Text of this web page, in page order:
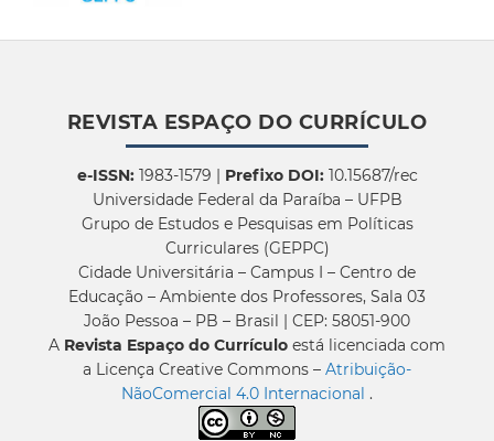
REVISTA ESPAÇO DO CURRÍCULO
e-ISSN:1983-1579 | Prefixo DOI:10.15687/rec
Universidade Federal da Paraíba – UFPB
Grupo de Estudos e Pesquisas em Políticas
Curriculares (GEPPC)
Cidade Universitária – Campus I – Centro de
Educação – Ambiente dos Professores, Sala 03
João Pessoa – PB – Brasil | CEP: 58051-900
A Revista Espaço do Currículo está licenciada com
a Licença Creative Commons – Atribuição-
NãoComercial 4.0 Internacional .